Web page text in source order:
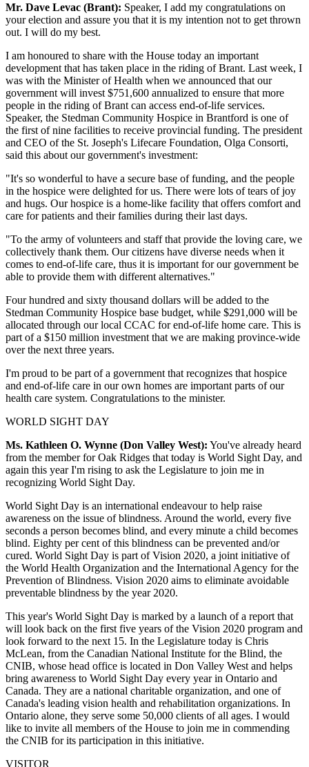
Mr. Dave Levac (Brant): Speaker, I add my congratulations on
your election and assure you that it is my intention not to get thrown
out. I will do my best.
I am honoured to share with the House today an important
development that has taken place in the riding of Brant. Last week, I
was with the Minister of Health when we announced that our
government will invest $751,600 annualized to ensure that more
people in the riding of Brant can access end-of-life services.
Speaker, the Stedman Community Hospice in Brantford is one of
the first of nine facilities to receive provincial funding. The president
and CEO of the St. Joseph's Lifecare Foundation, Olga Consorti,
said this about our government's investment:
"It's so wonderful to have a secure base of funding, and the people
in the hospice were delighted for us. There were lots of tears of joy
and hugs. Our hospice is a home-like facility that offers comfort and
care for patients and their families during their last days.
"To the army of volunteers and staff that provide the loving care, we
collectively thank them. Our citizens have diverse needs when it
comes to end-of-life care, thus it is important for our government be
able to provide them with different alternatives."
Four hundred and sixty thousand dollars will be added to the
Stedman Community Hospice base budget, while $291,000 will be
allocated through our local CCAC for end-of-life home care. This is
part of a $150 million investment that we are making province-wide
over the next three years.
I'm proud to be part of a government that recognizes that hospice
and end-of-life care in our own homes are important parts of our
health care system. Congratulations to the minister.
WORLD SIGHT DAY
Ms. Kathleen O. Wynne (Don Valley West): You've already heard
from the member for Oak Ridges that today is World Sight Day, and
again this year I'm rising to ask the Legislature to join me in
recognizing World Sight Day.
World Sight Day is an international endeavour to help raise
awareness on the issue of blindness. Around the world, every five
seconds a person becomes blind, and every minute a child becomes
blind. Eighty per cent of this blindness can be prevented and/or
cured. World Sight Day is part of Vision 2020, a joint initiative of
the World Health Organization and the International Agency for the
Prevention of Blindness. Vision 2020 aims to eliminate avoidable
preventable blindness by the year 2020.
This year's World Sight Day is marked by a launch of a report that
will look back on the first five years of the Vision 2020 program and
look forward to the next 15. In the Legislature today is Chris
McLean, from the Canadian National Institute for the Blind, the
CNIB, whose head office is located in Don Valley West and helps
bring awareness to World Sight Day every year in Ontario and
Canada. They are a national charitable organization, and one of
Canada's leading vision health and rehabilitation organizations. In
Ontario alone, they serve some 50,000 clients of all ages. I would
like to invite all members of the House to join me in commending
the CNIB for its participation in this initiative.
VISITOR